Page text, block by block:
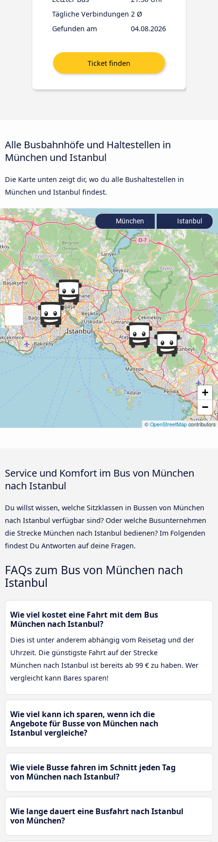
Tägliche Verbindungen 2 Ø
Gefunden am
04.08.2026
Alle Busbahnhöfe und Haltestellen in
München und Istanbul
Die Karte unten zeigt dir, wo du alle Bushaltestellen in
München und Istanbul findest.
+
−
© OpenStreetMap contributors
München Istanbul
Service und Komfort im Bus von München
nach Istanbul
Du willst wissen, welche Sitzklassen in Bussen von München
nach Istanbul verfügbar sind? Oder welche Busunternehmen
die Strecke München nach Istanbul bedienen? Im Folgenden
findest Du Antworten auf deine Fragen.
FAQs zum Bus von München nach
Istanbul
Wie viel kostet eine Fahrt mit dem Bus
München nach Istanbul?
Dies ist unter anderem abhängig vom Reisetag und der
Uhrzeit. Die günstigste Fahrt auf der Strecke
München nach Istanbul ist bereits ab 99 € zu haben. Wer
vergleicht kann Bares sparen!
Wie viel kann ich sparen, wenn ich die
Angebote für Busse von München nach
Istanbul vergleiche?
Wie viele Busse fahren im Schnitt jeden Tag
von München nach Istanbul?
Wie lange dauert eine Busfahrt nach Istanbul
von München?